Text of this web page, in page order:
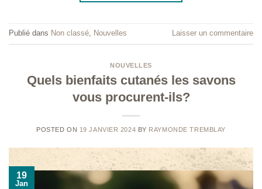
Publié dans Non classé, Nouvelles Laisser un commentaire
NOUVELLES
Quels bienfaits cutanés les savons
vous procurent-ils?
POSTED ON 19 JANVIER 2024 BY RAYMONDE TREMBLAY
19
Jan